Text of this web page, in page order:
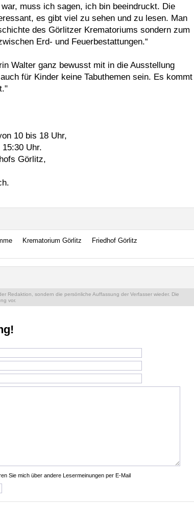
muss ich sagen, ich bin beeindruckt. Die
es gibt viel zu sehen und zu lesen. Man
des Görlitzer Krematoriums sondern zum
Erd- und Feuerbestattungen.“
Walter ganz bewusst mit in die Ausstellung
für Kinder keine Tabuthemen sein. Es kommt
10 bis 18 Uhr,
Uhr.
Görlitz,
Krematorium Görlitz Friedhof Görlitz
Redaktion, sondern die persönliche Auffassung der Verfasser wieder. Die
vor.
Sie mich über andere Lesermeinungen per E-Mail